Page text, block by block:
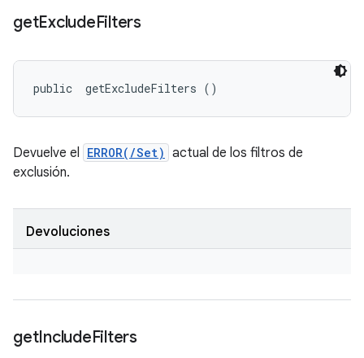
getExcludeFilters
public getExcludeFilters ()
Devuelve el ERROR(/Set) actual de los filtros de
exclusión.
Devoluciones
getIncludeFilters